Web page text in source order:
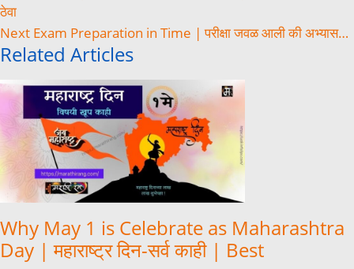
ठेवा
Next Exam Preparation in Time | परीक्षा जवळ आली की अभ्यास…
Related Articles
Why May 1 is Celebrate as Maharashtra
Day | महाराष्ट्र दिन-सर्व काही | Best